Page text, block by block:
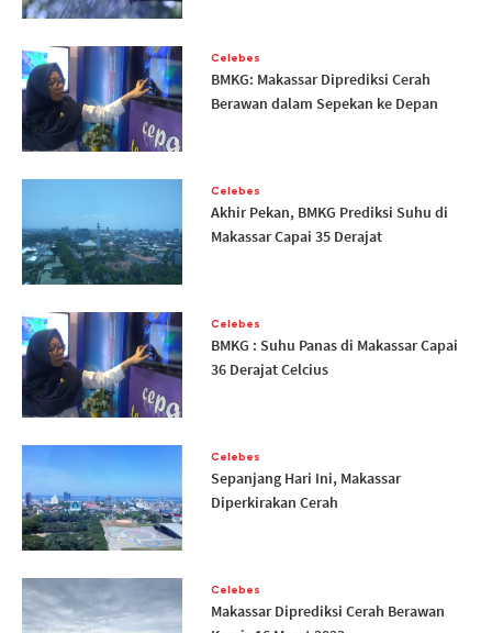
Celebes
BMKG: Makassar Diprediksi Cerah
Berawan dalam Sepekan ke Depan
Celebes
Akhir Pekan, BMKG Prediksi Suhu di
Makassar Capai 35 Derajat
Celebes
BMKG : Suhu Panas di Makassar Capai
36 Derajat Celcius
Celebes
Sepanjang Hari Ini, Makassar
Diperkirakan Cerah
Celebes
Makassar Diprediksi Cerah Berawan